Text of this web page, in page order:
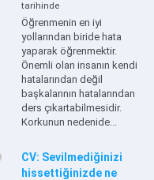
tarihinde
Öğrenmenin en iyi
yollarından biride hata
yaparak öğrenmektir.
Önemli olan insanın kendi
hatalarından değil
başkalarının hatalarından
ders çıkartabilmesidir.
Korkunun nedenide...
CV: Sevilmediğinizi
hissettiğinizde ne